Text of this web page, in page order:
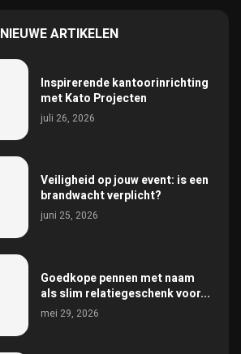
NIEUWE ARTIKELEN
Inspirerende kantoorinrichting
met Kato Projecten
juli 26, 2026
Veiligheid op jouw event: is een
brandwacht verplicht?
juni 25, 2026
Goedkope pennen met naam
als slim relatiegeschenk voor...
mei 29, 2026